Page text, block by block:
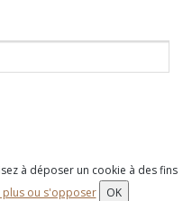
de gestion de commande sur
à déposer un cookie à des fins
plus ou s'opposer OK